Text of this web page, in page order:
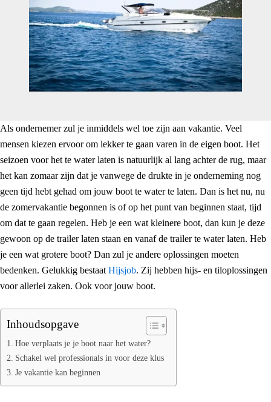
Als ondernemer zul je inmiddels wel toe zijn aan vakantie. Veel
mensen kiezen ervoor om lekker te gaan varen in de eigen boot. Het
seizoen voor het te water laten is natuurlijk al lang achter de rug, maar
het kan zomaar zijn dat je vanwege de drukte in je onderneming nog
geen tijd hebt gehad om jouw boot te water te laten. Dan is het nu, nu
de zomervakantie begonnen is of op het punt van beginnen staat, tijd
om dat te gaan regelen. Heb je een wat kleinere boot, dan kun je deze
gewoon op de trailer laten staan en vanaf de trailer te water laten. Heb
je een wat grotere boot? Dan zul je andere oplossingen moeten
bedenken. Gelukkig bestaat Hijsjob. Zij hebben hijs- en tiloplossingen
voor allerlei zaken. Ook voor jouw boot.
Inhoudsopgave
Hoe verplaats je je boot naar het water?
Schakel wel professionals in voor deze klus
Je vakantie kan beginnen